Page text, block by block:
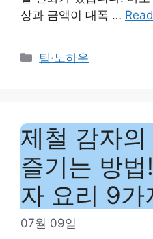
상과 금액이 대폭 …
Categories
팁·노하우
제철 감자
즐기는 방
자 요리 9가
07월 09일